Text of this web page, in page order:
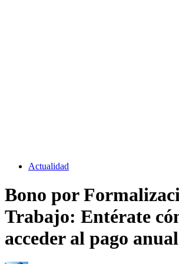
Actualidad
Bono por
Trabajo: Entérate
acceder al pago anual